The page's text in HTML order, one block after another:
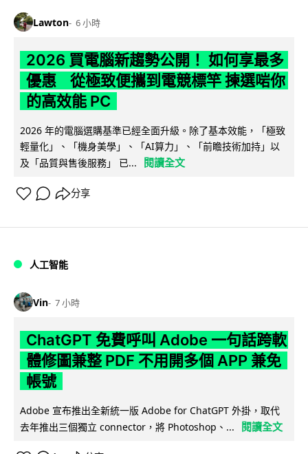
Lawton 6 小時
2026 買電腦新趨勢公開！ 如何享最多
優惠 從極致便攜到電競標竿 揀選啱你
的高效能 PC
2026 年的電腦選購基準已經全面升級。除了基本效能，「極致
輕量化」、「機身美學」、「AI算力」、「前瞻技術加持」以
及「品質與售後服務」 已...
閱讀全文
分享
人工智能
Vin 7 小時
ChatGPT 免費呼叫 Adobe 一句話跨軟
體修圖兼整 PDF 不用開多個 APP 兼免
帳號
Adobe 宣布推出全新統一版 Adobe for ChatGPT 外掛，取代
去年推出三個獨立 connector，將 Photoshop、...
閱讀全文